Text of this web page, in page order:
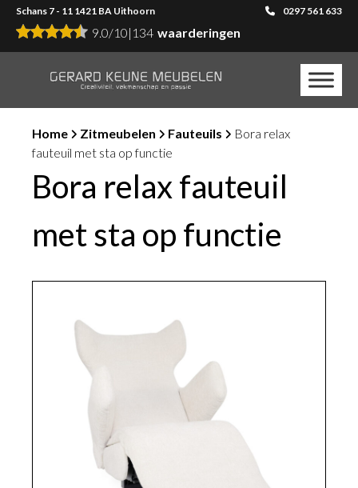
Schans 7 - 11 1421 BA Uithoorn 0297 561 633
9.0/10| 134 waarderingen
Home Zitmeubelen Fauteuils
Bora relax
fauteuil met sta op functie
Bora relax fauteuil
met sta op functie